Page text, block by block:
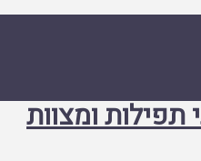
תפילות ומצוות